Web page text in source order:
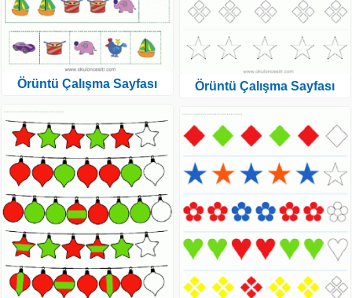
Örüntü Çalışma Sayfası Örüntü Çalışma Sayfası